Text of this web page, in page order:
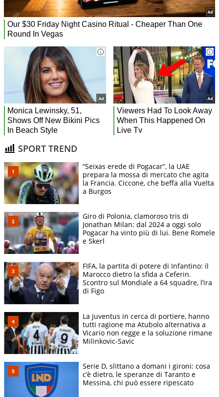
SPORT TREND
“Seixas erede di Pogacar”, la UAE
prepara la mossa di mercato che agita
la Francia. Ciccone, che beffa alla Vuelta
a Burgos
Giro di Polonia, clamoroso tris di
Jonathan Milan: dal 2024 a oggi solo
Pogacar ha vinto più di lui. Bene Romele
e Skerl
FIFA, la partita di potere di Infantino: il
Marocco dietro la sfida a Ceferin.
Scontro sul Mondiale a 64 squadre, l’ira
di Figo
La Juventus in cerca di portiere, hanno
tutti ragione ma Atubolo alternativa a
Vicario non regge e la soluzione rimane
Milinkovic-Savic
Serie D, slittano a domani i gironi: cosa
c’è dietro, le speranze di Taranto e
Messina, chi può essere ripescato